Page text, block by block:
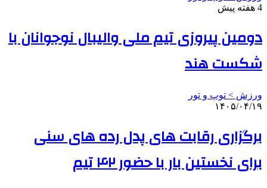
4 هفته پیش
دومین پیروزی تیم ملی والیبال نوجوانان با
شکست هند
ورزش > توپ و تور
۱۴۰۵/۰۴/۱۹
برگزاری رقابت های پدل رده های سنی
برای نخستین بار با حضور ۴۲ تیم